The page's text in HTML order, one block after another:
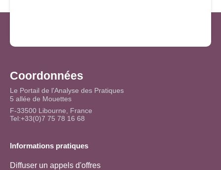
Coordonnées
Le Portail de l'Analyse des Pratiques
5 allée de Mouettes
F-33500 Libourne, France
Tel:+33(0)7 75 78 16 68
Informations pratiques
Diffuser un appels d'offres